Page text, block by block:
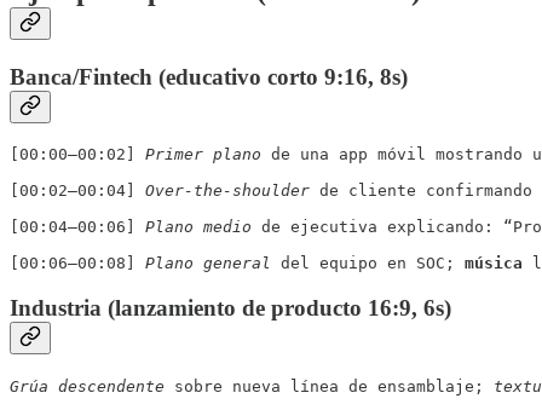
Banca/Fintech (educativo corto 9:16, 8s)
[00:00–00:02] Primer plano de una app móvil mostrando
[00:02–00:04]
Over-the-shoulder de cliente
[00:04–00:06]
Plano medio de ejecutiva explicando:
[00:06–00:08]
Plano general del equipo en SOC; música
Industria (lanzamiento de producto 16:9, 6s)
Grúa descendente sobre nueva línea de ensamblaje;